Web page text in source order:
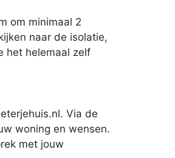
om minimaal 2
naar de isolatie,
het helemaal zelf
Via de
woning en wensen.
met jouw